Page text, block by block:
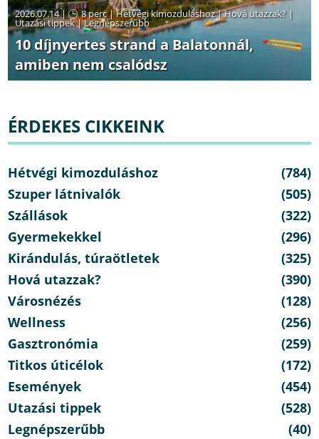
2026.07.14 | 8 perc|Hétvégi kimozduláshoz|Hová utazzak? |
Utazási tippek|Legnépszerűbb
10 díjnyertes strand a Balatonnál,
amiben nem csalódsz
ÉRDEKES CIKKEINK
Hétvégi kimozduláshoz
(784)
Szuper látnivalók
(505)
Szállások
(322)
Gyermekekkel
(296)
Kirándulás, túraötletek
(325)
Hová utazzak?
(390)
Városnézés
(128)
Wellness
(256)
Gasztronómia
(259)
Titkos úticélok
(172)
Események
(454)
Utazási tippek
(528)
Legnépszerűbb
(40)